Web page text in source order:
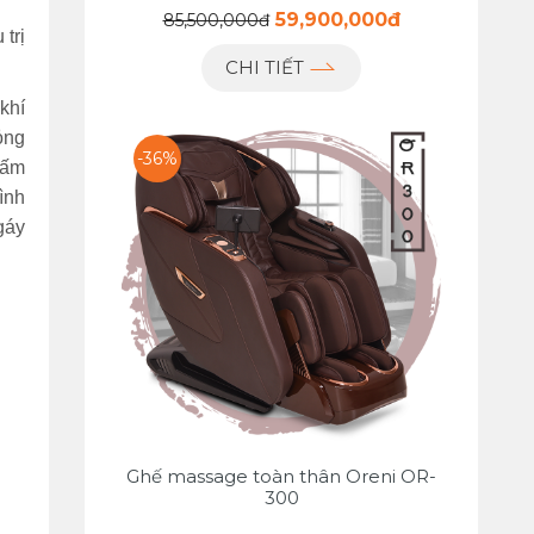
trị
85,500,000đ 59,900,000đ
CHI TIẾT
-36%
Ghế massage toàn thân Oreni OR-
300